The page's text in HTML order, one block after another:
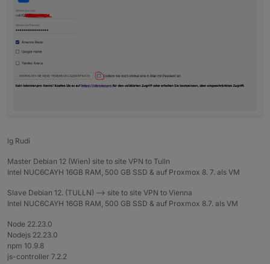
lg Rudi
Master Debian 12 (Wien) site to site VPN to Tulln
Intel NUC6CAYH 16GB RAM, 500 GB SSD & auf Proxmox 8. 7. als VM
Slave Debian 12. (TULLN) --> site to site VPN to Vienna
Intel NUC6CAYH 16GB RAM, 500 GB SSD & auf Proxmox 8.7. als VM
Node 22.23.0
Nodejs 22.23.0
npm 10.9.8
js-controller 7.2.2